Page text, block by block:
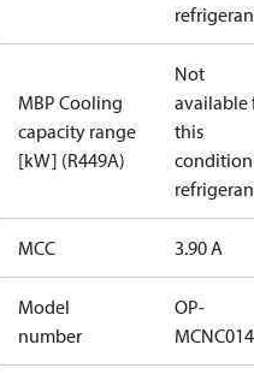
MBP Cooling
capacity range
[kW] (R449A)
Not
available
this
MCC 3.90 A
Model
number
OP-